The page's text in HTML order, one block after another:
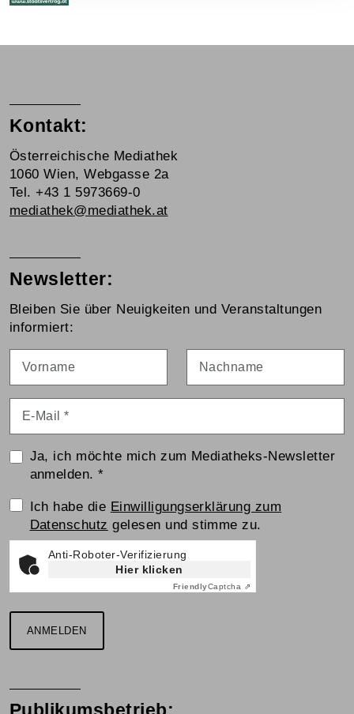
Kontakt:
Österreichische Mediathek
1060 Wien, Webgasse 2a
Tel. +43 1 5973669-0
mediathek@mediathek.at
Newsletter:
Bleiben Sie über Neuigkeiten und Veranstaltungen
informiert:
Ja, ich möchte mich zum Mediatheks-Newsletter
anmelden.*
Einwilligungserklärung
Ich habe die Einwilligungserklärung zum
Datenschutz gelesen und stimme zu.
Anti-Roboter-Verifizierung
Hier klicken
FriendlyCaptcha ⇗
ANMELDEN